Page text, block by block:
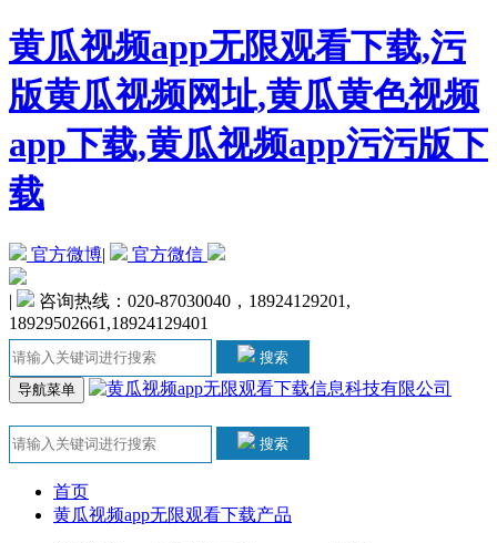
黄瓜视频app无限观看下载,污
版黄瓜视频网址,黄瓜黄色视频
app下载,黄瓜视频app污污版下
载
官方微博| 官方微信
|
咨询热线：020-87030040，18924129201,
18929502661,18924129401
搜索
导航菜单
搜索
首页
黄瓜视频app无限观看下载产品